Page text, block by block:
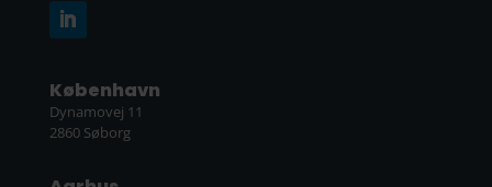
København
Dynamovej 11
2860 Søborg